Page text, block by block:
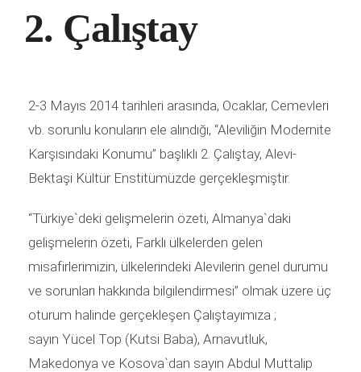
2. Çalıştay
2-3 Mayıs 2014 tarihleri arasında, Ocaklar, Cemevleri
vb. sorunlu konuların ele alındığı, “Aleviliğin Modernite
Karşısındaki Konumu” başlıklı 2. Çalıştay, Alevi-
Bektaşi Kültür Enstitümüzde gerçekleşmiştir.
“Türkiye`deki gelişmelerin özeti, Almanya`daki
gelişmelerin özeti, Farklı ülkelerden gelen
misafirlerimizin, ülkelerindeki Alevilerin genel durumu
ve sorunları hakkında bilgilendirmesi” olmak üzere üç
oturum halinde gerçekleşen Çalıştayımıza ;
sayın Yücel Top (Kutsi Baba), Arnavutluk,
Makedonya ve Kosova`dan sayın Abdul Muttalip